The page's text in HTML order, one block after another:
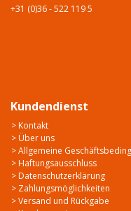
+31 (0)36 - 522 119 5
Kundendienst
> Kontakt
> Über uns
> Allgemeine
> Haftungsausschluss
> Datenschutzerklärung
> Zahlungsmöglichkeiten
> Versand und Rückgabe